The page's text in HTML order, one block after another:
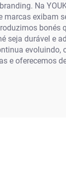
Na
marcas exibam
bonés
seja durável e
evoluindo,
e oferecemos